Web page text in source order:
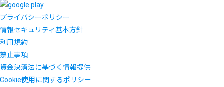
プライバシーポリシー
情報セキュリティ基本方針
利用規約
禁止事項
資金決済法に基づく情報提供
Cookie使用に関するポリシー